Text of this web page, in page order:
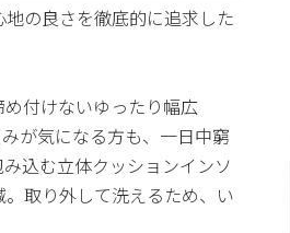
の良さを徹底的に追求した
付けないゆったり幅広
が気になる方も、一日中窮
込む立体クッションインソ
取り外して洗えるため、い